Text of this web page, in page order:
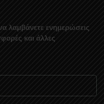
λαμβάνετε ενημερώσεις
και άλλες